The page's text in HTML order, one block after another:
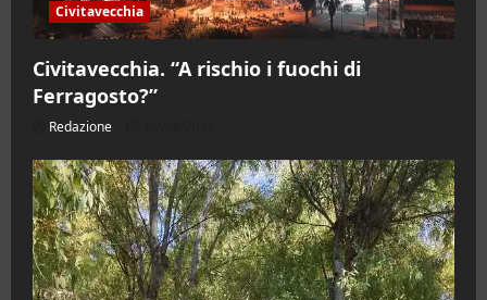
Civitavecchia
Civitavecchia. “A rischio i fuochi di
Ferragosto?”
Redazione